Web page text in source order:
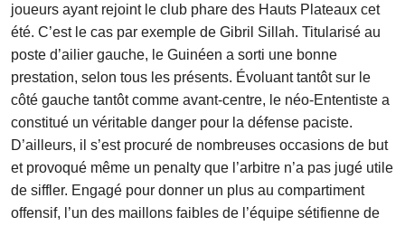
joueurs ayant rejoint le club phare des Hauts Plateaux cet
été. C’est le cas par exemple de Gibril Sillah. Titularisé au
poste d’ailier gauche, le Guinéen a sorti une bonne
prestation, selon tous les présents. Évoluant tantôt sur le
côté gauche tantôt comme avant-centre, le néo-Ententiste a
constitué un véritable danger pour la défense paciste.
D’ailleurs, il s’est procuré de nombreuses occasions de but
et provoqué même un penalty que l’arbitre n’a pas jugé utile
de siffler. Engagé pour donner un plus au compartiment
offensif, l’un des maillons faibles de l’équipe sétifienne de